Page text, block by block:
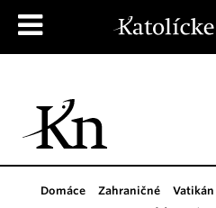
Domáce Zahraničné Vatikán